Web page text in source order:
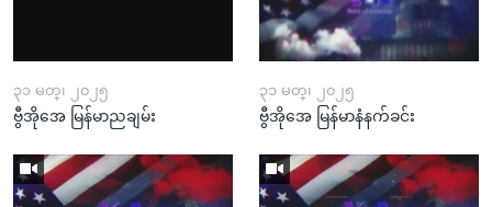
၃၁ မတ္၊ ၂၀၂၅
ဗွီအိုအေ မြန်မာညချမ်း
၃၁ မတ္၊ ၂၀၂၅
ဗွီအိုအေ မြန်မာနံနက်ခင်း